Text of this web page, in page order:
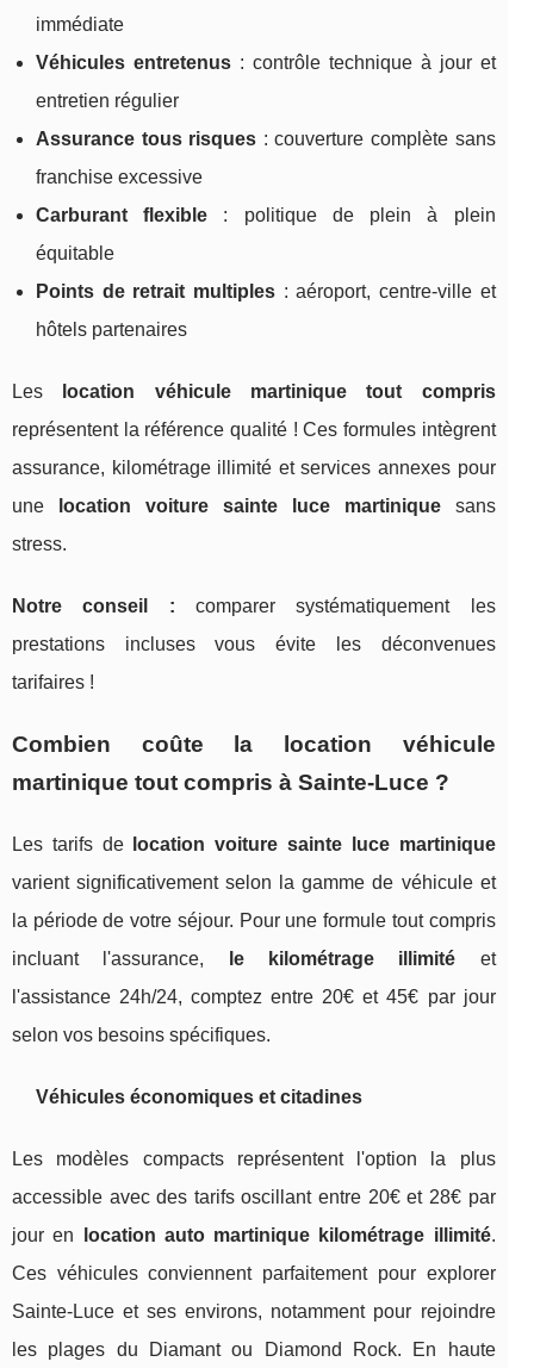
immédiate
Véhicules entretenus: contrôle technique à jour et
entretien régulier
Assurance tous risques : couverture complète sans
franchise excessive
Carburant flexible : politique de plein à plein
équitable
Points de retrait multiples: aéroport, centre-ville et
hôtels partenaires
Les
location véhicule martinique tout compris
représentent la référence qualité ! Ces formules intègrent
assurance, kilométrage illimité et services annexes pour
une
location voiture sainte luce martiniquesans
stress.
Notre conseil : comparer systématiquement les
prestations incluses vous évite les déconvenues
tarifaires !
Combien coûte la location véhicule
martinique tout compris à Sainte-Luce ?
Les tarifs de
location voiture sainte luce martinique
varient significativement selon la gamme de véhicule et
la période de votre séjour. Pour une formule tout compris
incluant l'assurance,
le kilométrage illimité et
l'assistance 24h/24, comptez entre 20€ et 45€ par jour
selon vos besoins spécifiques.
Véhicules économiques et citadines
Les modèles compacts représentent l'option la plus
accessible avec des tarifs oscillant entre 20€ et 28€ par
jour en
location auto martinique kilométrage illimité.
Ces véhicules conviennent parfaitement pour explorer
Sainte-Luce et ses environs, notamment pour rejoindre
les plages du Diamant ou Diamond Rock. En haute